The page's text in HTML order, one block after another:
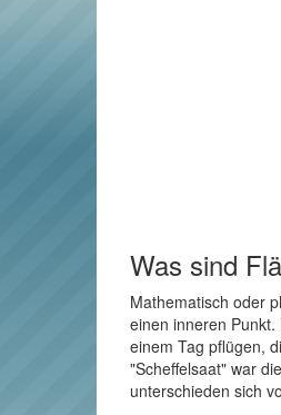
Was sind
Mathematisch oder
einen inneren
einem Tag pflügen,
"Scheffelsaat" war
unterschieden sich